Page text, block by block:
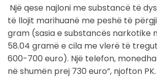
Një qese najloni me substancë të
të llojit marihuanë me peshë të
gram (sasia e substancës narkotike
58.04 gramë e cila me vlerë të
600-700 euro). Një telefon,
në shumën prej 730 euro”, njofton PK.